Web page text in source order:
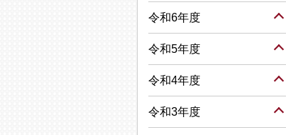
令和6年度
令和5年度
令和4年度
令和3年度